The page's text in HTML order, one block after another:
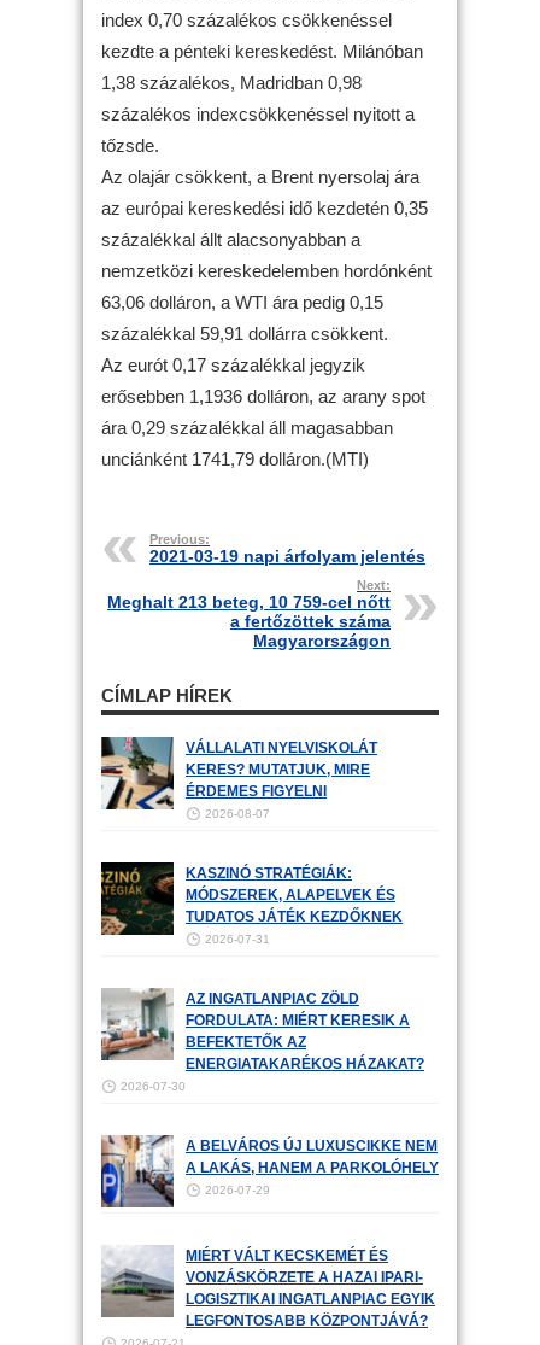
index 0,70 százalékos csökkenéssel
kezdte a pénteki kereskedést. Milánóban
1,38 százalékos, Madridban 0,98
százalékos indexcsökkenéssel nyitott a
tőzsde.
Az olajár csökkent, a Brent nyersolaj ára
az európai kereskedési idő kezdetén 0,35
százalékkal állt alacsonyabban a
nemzetközi kereskedelemben hordónként
63,06 dolláron, a WTI ára pedig 0,15
százalékkal 59,91 dollárra csökkent.
Az eurót 0,17 százalékkal jegyzik
erősebben 1,1936 dolláron, az arany spot
ára 0,29 százalékkal áll magasabban
unciánként 1741,79 dolláron.(MTI)
Previous:
2021-03-19 napi árfolyam jelentés
Next:
Meghalt 213 beteg, 10 759-cel nőtt
a fertőzöttek száma
Magyarországon
CÍMLAP HÍREK
VÁLLALATI NYELVISKOLÁT
KERES? MUTATJUK, MIRE
ÉRDEMES FIGYELNI
2026-08-07
KASZINÓ STRATÉGIÁK:
MÓDSZEREK, ALAPELVEK ÉS
TUDATOS JÁTÉK KEZDŐKNEK
2026-07-31
AZ INGATLANPIAC ZÖLD
FORDULATA: MIÉRT KERESIK A
BEFEKTETŐK AZ
ENERGIATAKARÉKOS HÁZAKAT?
2026-07-30
A BELVÁROS ÚJ LUXUSCIKKE NEM
A LAKÁS, HANEM A PARKOLÓHELY
2026-07-29
MIÉRT VÁLT KECSKEMÉT ÉS
VONZÁSKÖRZETE A HAZAI IPARI-
LOGISZTIKAI INGATLANPIAC EGYIK
LEGFONTOSABB KÖZPONTJÁVÁ?